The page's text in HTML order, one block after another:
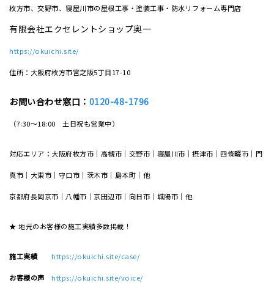
枚方市、交野市、寝屋川市の屋根工事・塗装工事・防水リフォーム専門店
有限会社エクセレントショップ奥一
https://okuichi.site/
住所：大阪府枚方市宮之阪5丁目17-10
お問い合わせ窓口： 0120-48-1796
（7:30～18:00 土日祝も営業中）
対応エリア：大阪府枚方市｜高槻市｜交野市｜寝屋川市｜摂津市｜四條畷市｜門
真市｜大東市｜守口市｜茨木市｜島本町｜他
京都府長岡京市｜八幡市｜京田辺市｜向日市｜城陽市｜他
★ 地元のお客様の施工実績多数掲載！
施工実績 https://okuichi.site/case/
お客様の声 https://okuichi.site/voice/